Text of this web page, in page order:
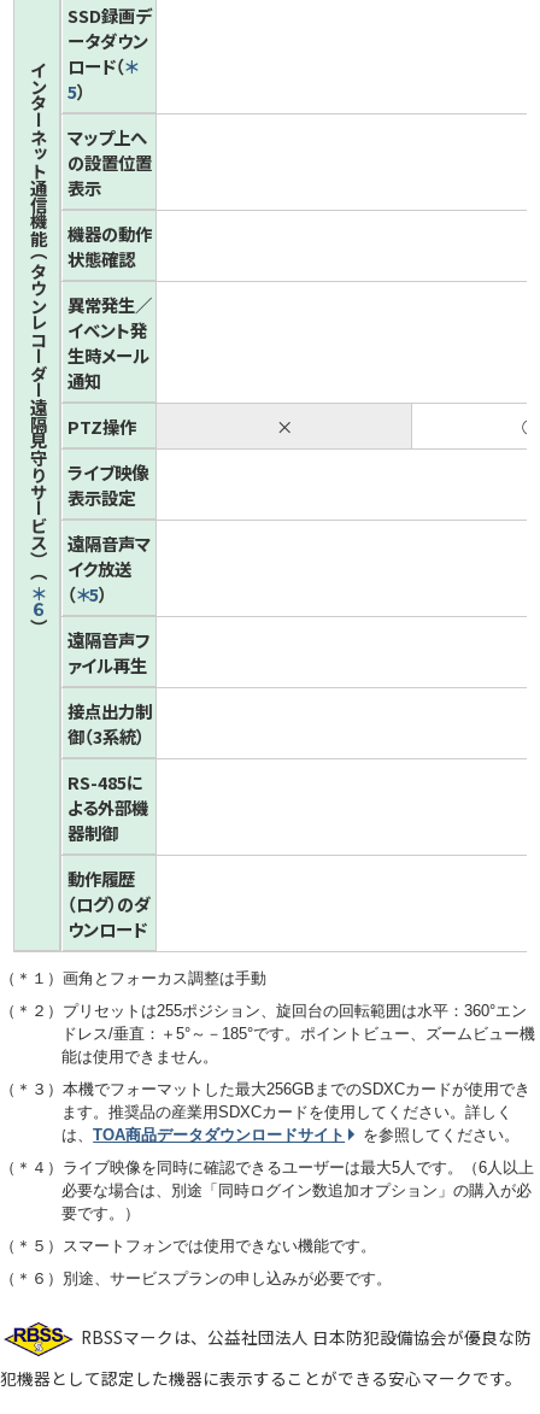
インターネット通信機能（タウンレコーダー遠隔見守りサービス）（
＊６
）
SSD録画デ
ータダウン
ロード（＊
5）
マップ上へ
の設置位置
表示
機器の動作
状態確認
異常発生／
イベント発
生時メール
通知
PTZ操作
×
○
ライブ映像
表示設定
遠隔音声マ
イク放送
（＊5）
遠隔音声フ
ァイル再生
接点出力制
御（3系統）
RS-485に
よる外部機
器制御
動作履歴
（ログ）のダ
ウンロード
（ ＊１ ）画角とフォーカス調整は手動
（ ＊２ ）プリセットは255ポジション、旋回台の回転範囲は水平：360°エン
ドレス/垂直：＋5°～－185°です。ポイントビュー、ズームビュー機
能は使用できません。
（ ＊３ ）本機でフォーマットした最大256GBまでのSDXCカードが使用でき
ます。推奨品の産業用SDXCカードを使用してください。詳しく
は、TOA商品データダウンロードサイト
を参照してください。
（ ＊４ ）ライブ映像を同時に確認できるユーザーは最大5人です。（6人以上
必要な場合は、別途「同時ログイン数追加オプション」の購入が必
要です。）
（ ＊５ ）スマートフォンでは使用できない機能です。
（ ＊６ ）別途、サービスプランの申し込みが必要です。
RBSSマークは、公益社団法人 日本防犯設備協会が優良な防
犯機器として認定した機器に表示することができる安心マークです。